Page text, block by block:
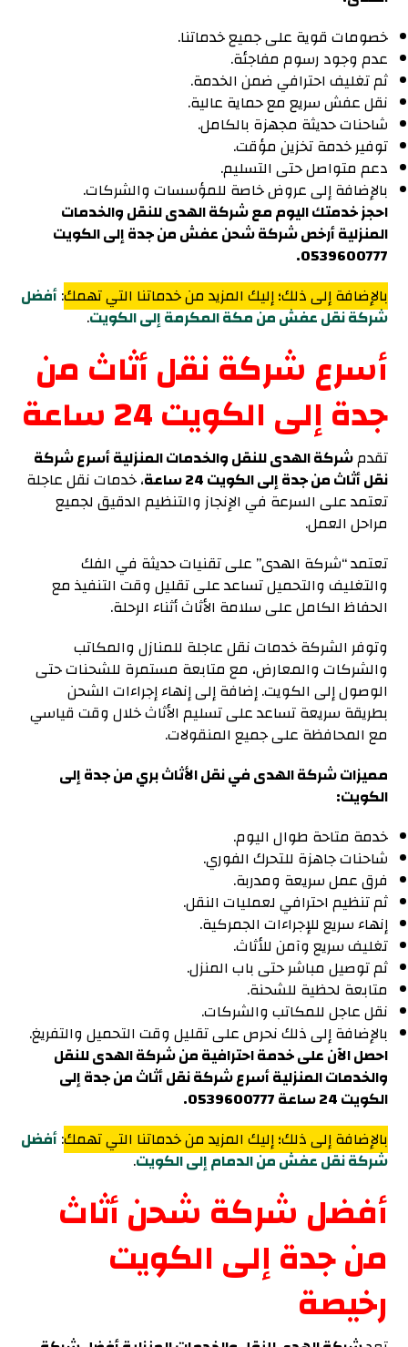
خصومات قوية على جميع خدماتنا.
عدم وجود رسوم مفاجئة.
ثم تغليف احترافي ضمن الخدمة.
نقل عفش سريع مع حماية عالية.
شاحنات حديثة مجهزة بالكامل.
توفير خدمة تخزين مؤقت.
دعم متواصل حتى التسليم.
بالإضافة إلى عروض خاصة للمؤسسات والشركات.
احجز خدمتك اليوم مع شركة الهدى للنقل والخدمات
المنزلية أرخص شركة شحن عفش من جدة إلى الكويت
0539600777.
بالإضافة إلى ذلك؛ إليك المزيد من خدماتنا التي تهمك:أفضل
شركة نقل عفش من مكة المكرمة إلى الكويت.
أسرع شركة نقل أثاث من
جدة إلى الكويت 24 ساعة
تقدمشركة الهدى للنقل والخدمات المنزلية أسرع شركة
نقل أثاث من جدة إلى الكويت 24 ساعة
، خدمات نقل عاجلة
تعتمد على السرعة في الإنجاز والتنظيم الدقيق لجميع
مراحل العمل.
تعتمد “شركة الهدى” على تقنيات حديثة في الفك
والتغليف والتحميل تساعد على تقليل وقت التنفيذ مع
الحفاظ الكامل على سلامة الأثاث أثناء الرحلة.
وتوفر الشركة خدمات نقل عاجلة للمنازل والمكاتب
والشركات والمعارض، مع متابعة مستمرة للشحنات حتى
الوصول إلى الكويت. إضافة إلى إنهاء إجراءات الشحن
بطريقة سريعة تساعد على تسليم الأثاث خلال وقت قياسي
مع المحافظة على جميع المنقولات.
مميزات شركة الهدى في نقل الأثاث بري من جدة إلى
الكويت:
خدمة متاحة طوال اليوم.
شاحنات جاهزة للتحرك الفوري.
فرق عمل سريعة ومدربة.
ثم تنظيم احترافي لعمليات النقل.
إنهاء سريع للإجراءات الجمركية.
تغليف سريع وآمن للأثاث.
ثم توصيل مباشر حتى باب المنزل.
متابعة لحظية للشحنة.
نقل عاجل للمكاتب والشركات.
بالإضافة إلى ذلك نحرص على تقليل وقت التحميل والتفريغ.
احصل الآن على خدمة احترافية من شركة الهدى للنقل
والخدمات المنزلية أسرع شركة نقل أثاث من جدة إلى
الكويت 24 ساعة 0539600777.
بالإضافة إلى ذلك؛ إليك المزيد من خدماتنا التي تهمك:أفضل
شركة نقل عفش من الدمام إلى الكويت.
أفضل شركة شحن أثاث
من جدة إلى الكويت
رخيصة